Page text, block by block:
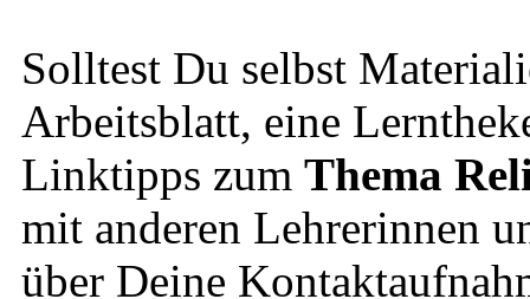
Solltest Du selbst
Arbeitsblatt, eine
Linktipps zum Thema
mit anderen Lehrerinnen
über Deine